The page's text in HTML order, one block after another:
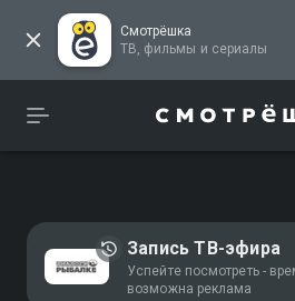
Смотрёшка
ТВ, фильмы и сериалы
Запись ТВ-эфира
Успейте посмотреть -
возможна реклама